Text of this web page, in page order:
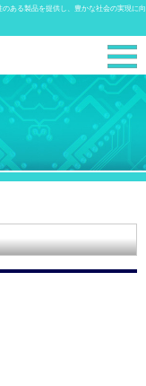
ある製品を提供し、豊かな社会の実現に向